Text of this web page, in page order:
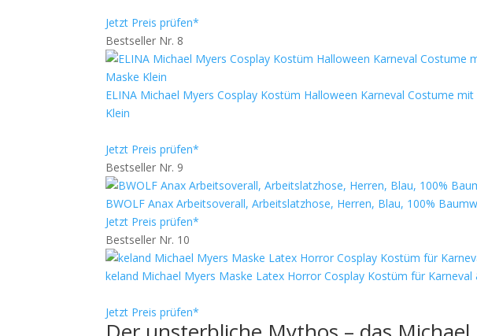
Jetzt Preis prüfen*
Bestseller Nr. 8
ELINA Michael Myers Cosplay Kostüm Halloween Karneval Costume
Klein
Jetzt Preis prüfen*
Bestseller Nr. 9
BWOLF Anax Arbeitsoverall, Arbeitslatzhose, Herren, Blau, 100%
Jetzt Preis prüfen*
Bestseller Nr. 10
keland Michael Myers Maske Latex Horror Cosplay Kostüm für Karneval
Jetzt Preis prüfen*